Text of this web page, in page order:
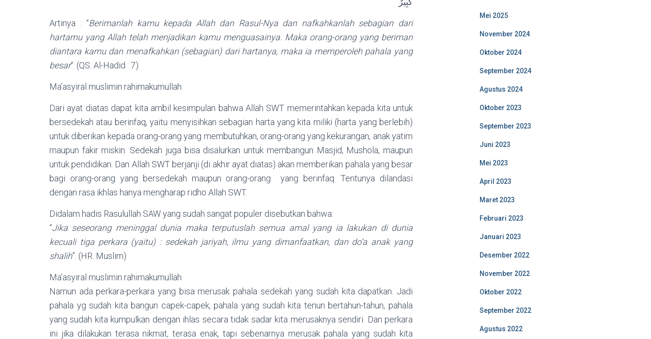
Artinya : “Berimanlah kamu kepada Allah dan Rasul-Nya dan nafkahkanlah sebagian dari
hartamu yang Allah telah menjadikan kamu menguasainya. Maka orang-orang yang beriman
diantara kamu dan menafkahkan (sebagian) dari hartanya, maka ia memperoleh pahala yang
besar“. (QS. Al-Hadid : 7)
Ma’asyiral muslimin rahimakumullah
Dari ayat diatas dapat kita ambil kesimpulan bahwa Allah SWT memerintahkan kepada kita untuk
bersedekah atau berinfaq, yaitu menyisihkan sebagian harta yang kita miliki (harta yang berlebih)
untuk diberikan kepada orang-orang yang membutuhkan, orang-orang yang kekurangan, anak yatim
maupun fakir miskin. Sedekah juga bisa disalurkan untuk membangun Masjid, Mushola, maupun
untuk pendidikan. Dan Allah SWT berjanji (di akhir ayat diatas) akan memberikan pahala yang besar
bagi orang-orang yang bersedekah maupun orang-orang yang berinfaq. Tentunya dilandasi
dengan rasa ikhlas hanya mengharap ridho Allah SWT.
Didalam hadis Rasulullah SAW yang sudah sangat populer disebutkan bahwa:
“Jika seseorang meninggal dunia maka terputuslah semua amal yang ia lakukan di dunia
kecuali tiga perkara (yaitu) : sedekah jariyah, ilmu yang dimanfaatkan, dan do’a anak yang
shalih”. (HR. Muslim)
Ma’asyiral muslimin rahimakumullah
Namun ada perkara-perkara yang bisa merusak pahala sedekah yang sudah kita dapatkan. Jadi
pahala yg sudah kita bangun capek-capek, pahala yang sudah kita tenun bertahun-tahun, pahala
yang sudah kita kumpulkan dengan ihlas secara tidak sadar kita merusaknya sendiri. Dan perkara
ini jika dilakukan terasa nikmat, terasa enak, tapi sebenarnya merusak pahala yang sudah kita
Mei 2025
November 2024
Oktober 2024
September 2024
Agustus 2024
Oktober 2023
September 2023
Juni 2023
Mei 2023
April 2023
Maret 2023
Februari 2023
Januari 2023
Desember 2022
November 2022
Oktober 2022
September 2022
Agustus 2022